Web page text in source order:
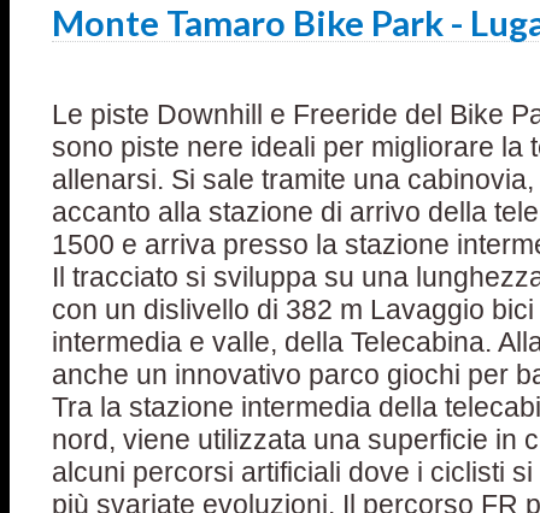
Monte Tamaro Bike Park -
Le piste Downhill e Freeride del Bike
sono piste nere ideali per migliorare la
allenarsi. Si sale tramite una
accanto alla stazione di arrivo della
1500 e arriva presso la stazione
Il tracciato si sviluppa su una
con un dislivello di 382 m Lavaggio
intermedia e valle, della Telecabina.
anche un innovativo parco giochi per
Tra la stazione intermedia della
nord, viene utilizzata una superficie in
alcuni percorsi artificiali dove i ciclisti
più svariate evoluzioni. Il percorso FR